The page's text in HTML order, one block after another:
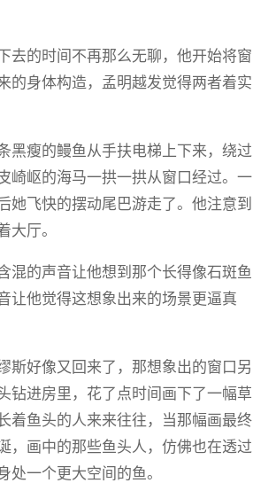
去的时间不再那么无聊，他开始将窗
的身体构造，孟明越发觉得两者着实
黑瘦的鳗鱼从手扶电梯上下来，绕过
崎岖的海马一拱一拱从窗口经过。一
她飞快的摆动尾巴游走了。他注意到
大厅。
混的声音让他想到那个长得像石斑鱼
让他觉得这想象出来的场景更逼真
斯好像又回来了，那想象出的窗口另
钻进房里，花了点时间画下了一幅草
着鱼头的人来来往往，当那幅画最终
，画中的那些鱼头人，仿佛也在透过
一个更大空间的鱼。